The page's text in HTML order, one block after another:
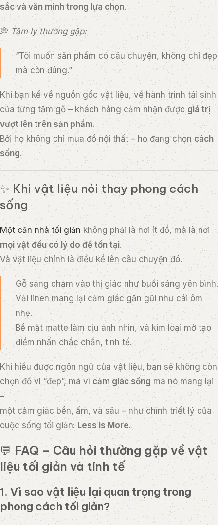
sắc và văn minh trong lựa chọn.
💭 Tâm lý thường gặp:
“Tôi muốn sản phẩm có câu chuyện, không chỉ đẹp
mà còn đúng.”
Khi bạn kể về nguồn gốc vật liệu, về hành trình tái sinh
của từng tấm gỗ – khách hàng cảm nhận được giá trị
vượt lên trên sản phẩm.
Bởi họ không chỉ mua đồ nội thất – họ đang chọncách
sống.
✨ Khi vật liệu nói thay phong cách
sống
Một căn nhà tối giảnkhông phải là nơi ít đồ, mà là nơi
mọi vật đều có lý do để tồn tại.
Và vật liệu chính là điều kể lên câu chuyện đó.
Gỗ sáng chạm vào thị giác như buổi sáng yên bình.
Vải linen mang lại cảm giác gần gũi như cái ôm
nhẹ.
Bề mặt matte làm dịu ánh nhìn, và kim loại mờ tạo
điểm nhấn chắc chắn, tinh tế.
Khi hiểu được ngôn ngữ của vật liệu, bạn sẽ không còn
chọn đồ vì “đẹp”, mà vìcảm giác sống mà nó mang lại
–
một cảm giác bền, ấm, và sâu – như chính triết lý của
cuộc sống tối giản: Less is More.
💬FAQ – Câu hỏi thường gặp về vật
liệu tối giản và tinh tế
1. Vì sao vật liệu lại quan trọng trong
phong cách tối giản?